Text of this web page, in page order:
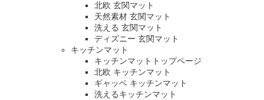
北欧 玄関マット
天然素材 玄関マット
洗える 玄関マット
ディズニー 玄関マット
キッチンマット
キッチンマットトップページ
北欧 キッチンマット
ギャッベ キッチンマット
洗えるキッチンマット